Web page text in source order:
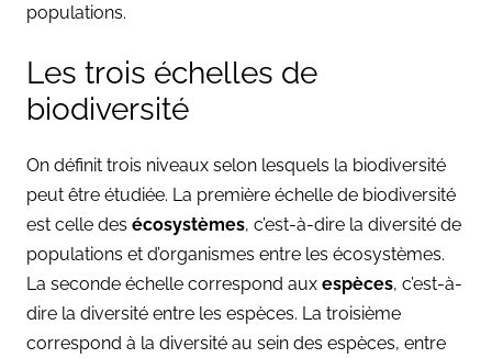
populations.
Les trois échelles de
biodiversité
On définit trois niveaux selon lesquels la biodiversité
peut être étudiée. La première échelle de biodiversité
est celle des écosystèmes, c’est-à-dire la diversité de
populations et d’organismes entre les écosystèmes.
La seconde échelle correspond aux espèces, c’est-à-
dire la diversité entre les espèces. La troisième
correspond à la diversité au sein des espèces, entre